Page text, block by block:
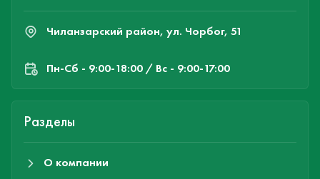
Чиланзарский район, ул. Чорбог, 51
Пн-Cб - 9:00-18:00 / Вс - 9:00-17:00
Разделы
О компании